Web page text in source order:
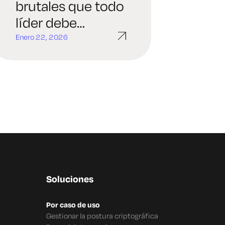
brutales que todo
líder debe
afrontar sobre la
Enero 22, 2026
Soluciones
Por caso de uso
Gestionar la postura criptográfica